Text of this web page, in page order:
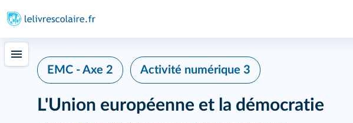
EMC - Axe 2 Activité numérique 3
L'Union européenne et la démocratie